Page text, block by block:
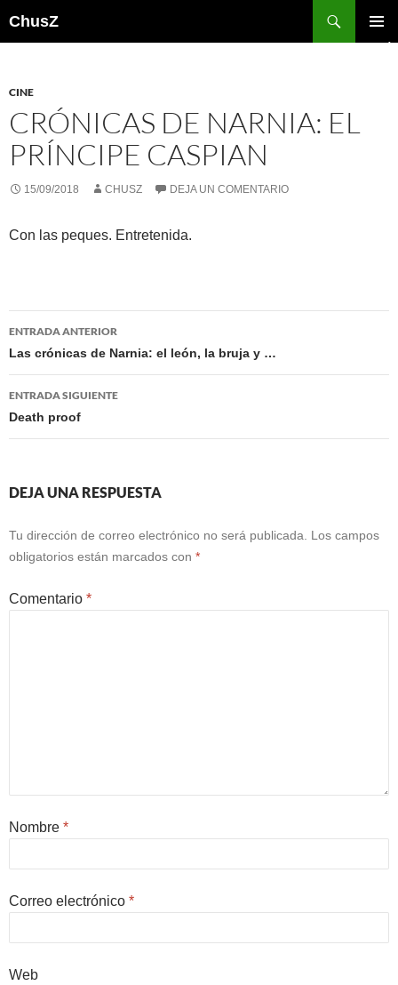
ChusZ
CINE
CRÓNICAS DE NARNIA: EL
PRÍNCIPE CASPIAN
15/09/2018 CHUSZ DEJA UN COMENTARIO
Con las peques. Entretenida.
Navegación
de
entradas
ENTRADA ANTERIOR
Las crónicas de Narnia: el león, la bruja y …
ENTRADA SIGUIENTE
Death proof
DEJA UNA RESPUESTA
Tu dirección de correo electrónico no será publicada.
Los campos
obligatorios están marcados con *
Comentario *
Nombre *
Correo electrónico *
Web